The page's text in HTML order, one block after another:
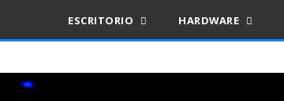
ESCRITORIO HARDWARE